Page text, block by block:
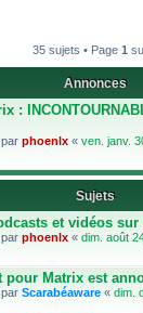
35 sujets • Page 1
Annonces
:
phoenlx « ven. janv.
Sujets
et vidéos
phoenlx « dim. août
pour Matrix est
Scarabéaware « dim.